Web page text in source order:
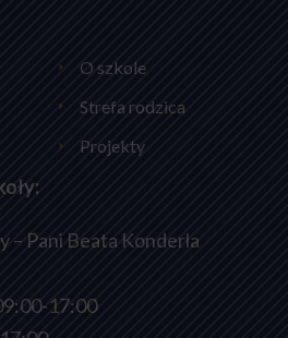
O szkole
Strefa rodzica
Projekty
– Pani Beata Konderla
17:00